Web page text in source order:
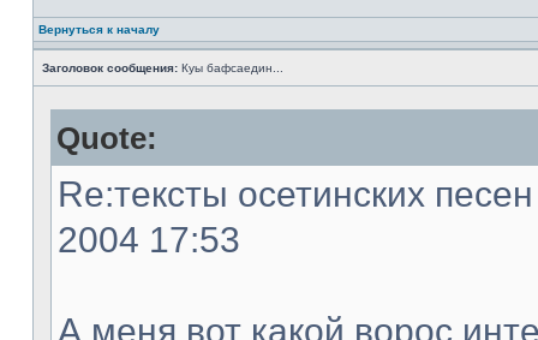
Вернуться к началу
Заголовок сообщения: Куы бафсаедин...
Quote:
Re:тексты осетинских
2004 17:53
А меня вот какой ворос